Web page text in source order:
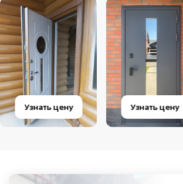
Узнать цену Узнать цену